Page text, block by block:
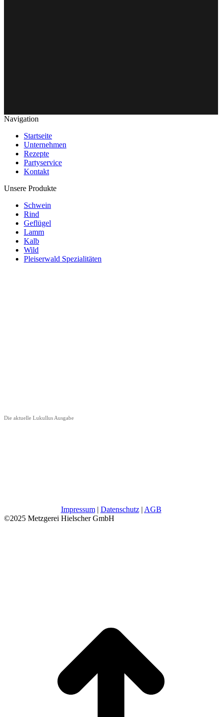
Navigation
Startseite
Unternehmen
Rezepte
Partyservice
Kontakt
Unsere Produkte
Schwein
Rind
Geflügel
Lamm
Kalb
Wild
Pleiserwald Spezialitäten
Die aktuelle Lukullus Ausgabe
Impressum| Datenschutz| AGB
©2025 Metzgerei Hielscher GmbH